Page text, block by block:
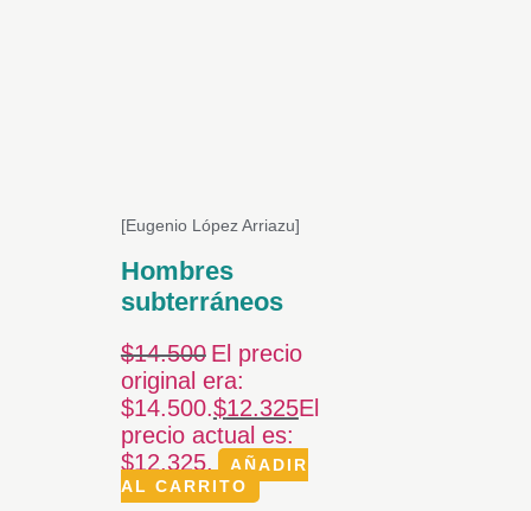
[Eugenio López Arriazu]
Hombres
subterráneos
$14.500 El precio
original era:
$14.500.$12.325El
precio actual es:
$12.325.
AÑADIR
AL CARRITO